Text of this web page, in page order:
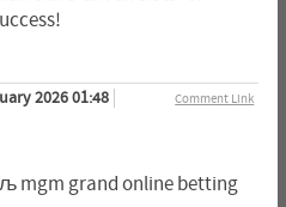
Comment Link
2026 01:48
mgm grand online betting